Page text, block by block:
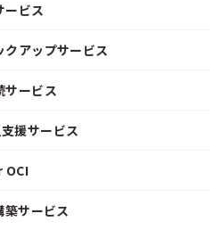
ービス
クアップサービス
サービス
援サービス
OCI
築サービス